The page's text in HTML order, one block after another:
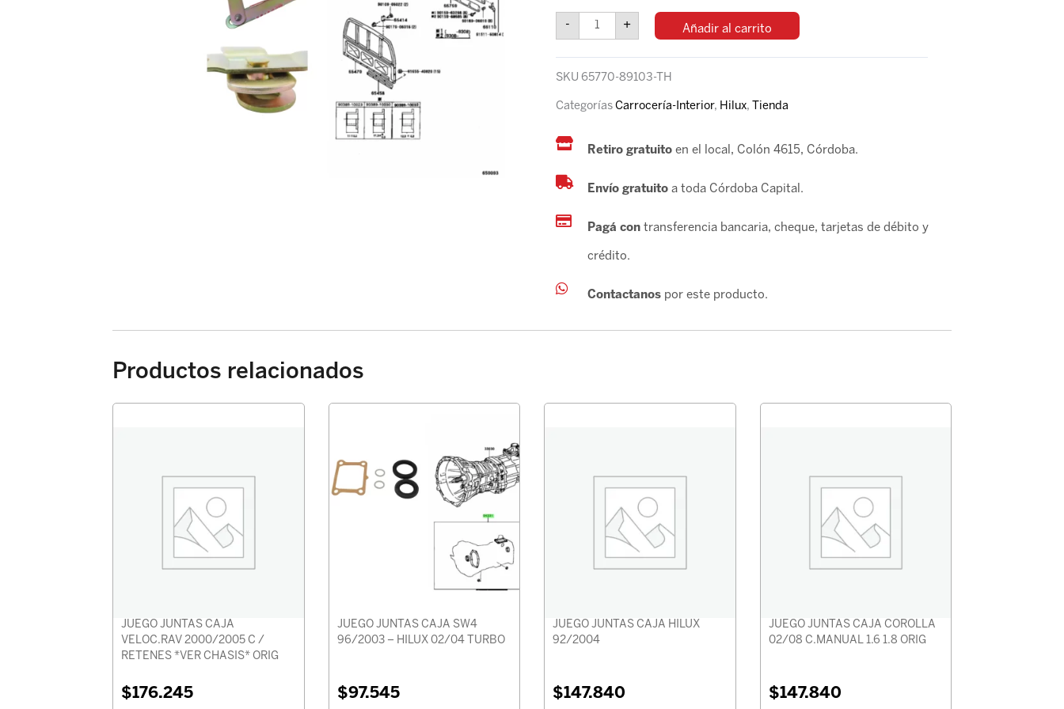
-
HILUX
92/2004
LL
cantidad
+ Añadir al carrito
SKU 65770-89103-TH
Categorías Carrocería-Interior, Hilux, Tienda
Retiro gratuito en el local, Colón 4615, Córdoba.
Envío gratuitoa toda Córdoba Capital.
Pagá contransferencia bancaria, cheque, tarjetas de débito y
crédito.
Contactanospor este producto.
Productos relacionados
JUEGO JUNTAS CAJA
VELOC.RAV 2000/2005 C /
RETENES *VER CHASIS* ORIG
$176.245
JUEGO JUNTAS CAJA SW4
96/2003 – HILUX 02/04 TURBO
$97.545
JUEGO JUNTAS CAJA HILUX
92/2004
$147.840
JUEGO JUNTAS CAJA COROLLA
02/08 C.MANUAL 1.6 1.8 ORIG
$147.840